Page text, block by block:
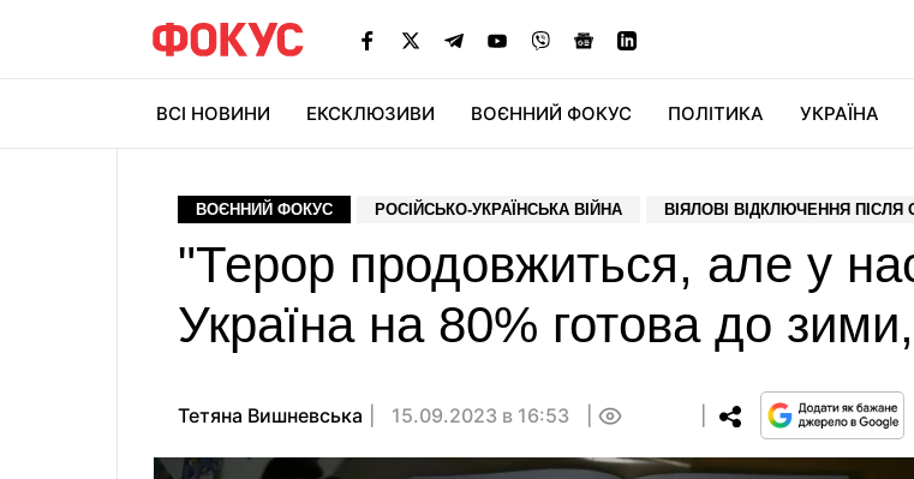
ВСІ НОВИНИ ЕКСКЛЮЗИВИ ВОЄННИЙ ФОКУС ПОЛІТИКА УКРАЇНА
ВОЄННИЙ ФОКУС РОСІЙСЬКО-УКРАЇНСЬКА ВІЙНА ВІЯЛОВІ ВІДКЛЮЧЕННЯ ПІСЛЯ
"Терор продовжиться, але у
Україна на 80% готова до
Тетяна Вишневська 15.09.2023 в 16:53